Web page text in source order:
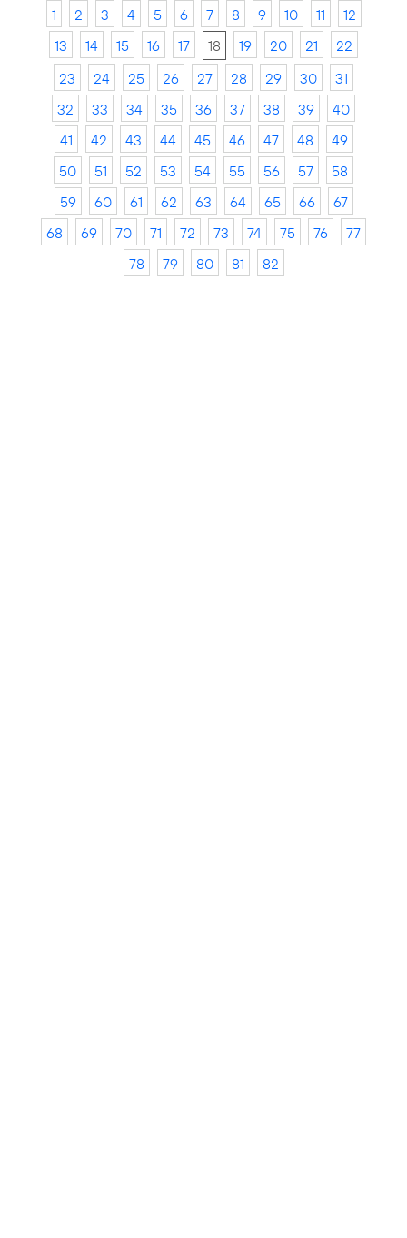
1 2 3 4 5 6 7 8 9 10 11
12
13
14 15 16 17 18 19 20 21
22
23
24 25 26 27 28 29 30
31
32
33 34 35 36 37 38 39
40
41
42 43 44 45 46 47 48
49
50
51 52 53 54 55 56 57
58
59
60 61 62 63 64 65 66
67
68
69 70 71 72 73 74 75 76
77
78
79 80 81 82